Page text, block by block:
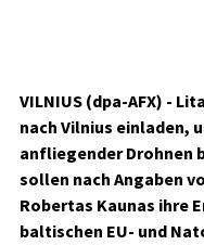
VILNIUS (dpa-AFX) -
nach Vilnius einladen,
anfliegender Drohnen
sollen nach Angaben
Robertas Kaunas ihre
baltischen EU- und